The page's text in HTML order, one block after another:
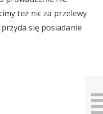
też nic za przelewy
się posiadanie